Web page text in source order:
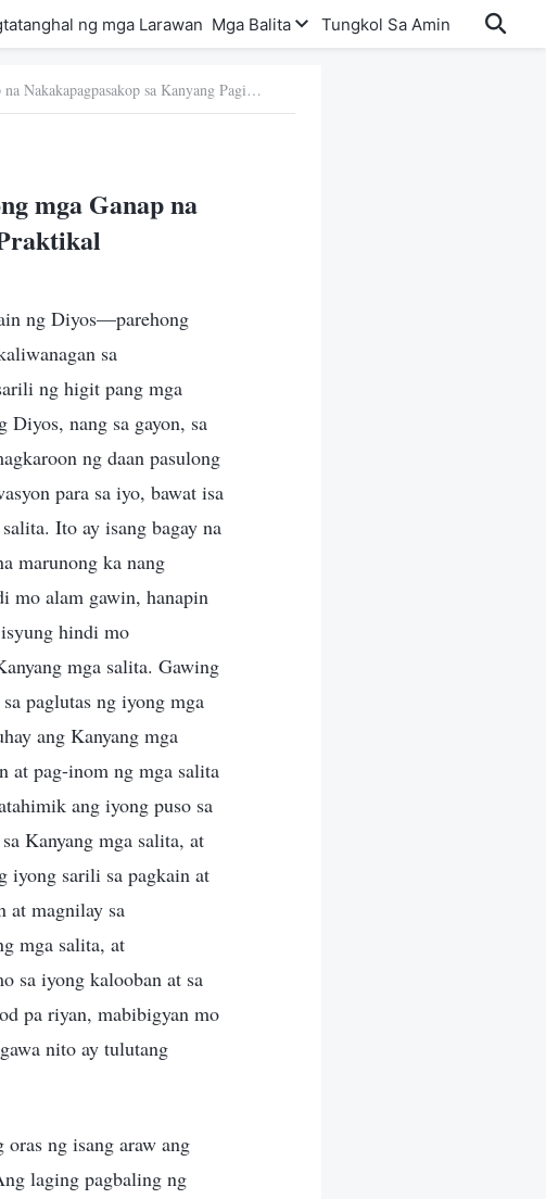
ng mga Larawan Mga Balita Tungkol Sa Amin
Yaong mga Tunay na Nagmamahal sa Diyos ay Yaong mga Ganap na Nakakapagpasakop sa Kanyang Pagiging Praktikal
mga Ganap na
ng Diyos—parehong
sa
ng higit pang mga
Diyos, nang sa gayon, sa
ng daan pasulong
para sa iyo, bawat isa
Ito ay isang bagay na
marunong ka nang
mo alam gawin, hanapin
isyung hindi mo
mga salita. Gawing
paglutas ng iyong mga
ang Kanyang mga
at pag-inom ng mga salita
ang iyong puso sa
Kanyang mga salita, at
iyong sarili sa pagkain at
at magnilay sa
mga salita, at
sa iyong kalooban at sa
pa riyan, mabibigyan mo
nito ay tulutang
ng isang araw ang
laging pagbaling ng